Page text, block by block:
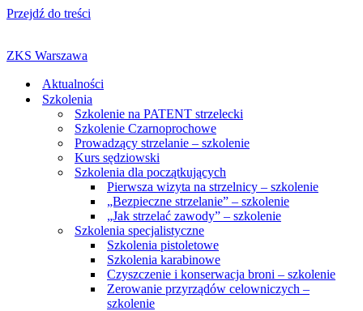
Przejdź do treści
ZKS Warszawa
Aktualności
Szkolenia
Szkolenie na PATENT strzelecki
Szkolenie Czarnoprochowe
Prowadzący strzelanie – szkolenie
Kurs sędziowski
Szkolenia dla początkujących
Pierwsza wizyta na strzelnicy – szkolenie
„Bezpieczne strzelanie” – szkolenie
„Jak strzelać zawody” – szkolenie
Szkolenia specjalistyczne
Szkolenia pistoletowe
Szkolenia karabinowe
Czyszczenie i konserwacja broni – szkolenie
Zerowanie przyrządów celowniczych –
szkolenie